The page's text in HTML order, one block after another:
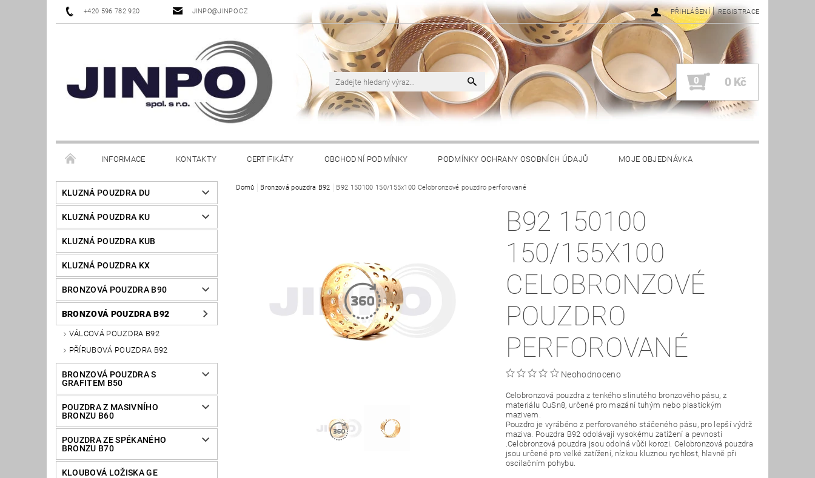
+420 596 782 920 JINPO@JINPO.CZ PŘIHLÁŠENÍ | REGISTRACE
0 0 Kč
INFORMACE KONTAKTY CERTIFIKÁTY OBCHODNÍ PODMÍNKY PODMÍNKY OCHRANY OSOBNÍCH ÚDAJŮ MOJE OBJEDNÁVKA
KLUZNÁ POUZDRA DU
KLUZNÁ POUZDRA KU
KLUZNÁ POUZDRA KUB
KLUZNÁ POUZDRA KX
BRONZOVÁ POUZDRA B90
BRONZOVÁ POUZDRA B92
VÁLCOVÁ POUZDRA B92
PŘÍRUBOVÁ POUZDRA B92
BRONZOVÁ POUZDRA S
GRAFITEM B50
POUZDRA Z MASIVNÍHO
BRONZU B60
POUZDRA ZE SPÉKANÉHO
BRONZU B70
KLOUBOVÁ LOŽISKA GE
Domů Bronzová pouzdra B92 B92 150100 150/155x100 Celobronzové pouzdro perforované
B92 150100
150/155X100
CELOBRONZOVÉ
POUZDRO
PERFOROVANÉ
Neohodnoceno
Celobronzová pouzdra z tenkého slinutého bronzového pásu, z
materiálu CuSn8, určené pro mazání tuhým nebo plastickým
mazivem.
Pouzdro je vyráběno z perforovaného stáčeného pásu, pro lepší výdrž
maziva. Pouzdra B92 odolávají vysokému zatížení a pevnosti
.Celobronzová pouzdra jsou odolná vůči korozi. Celobronzová pouzdra
jsou určené pro velké zatížení, nízkou kluznou rychlost, hlavně při
oscilačním pohybu.